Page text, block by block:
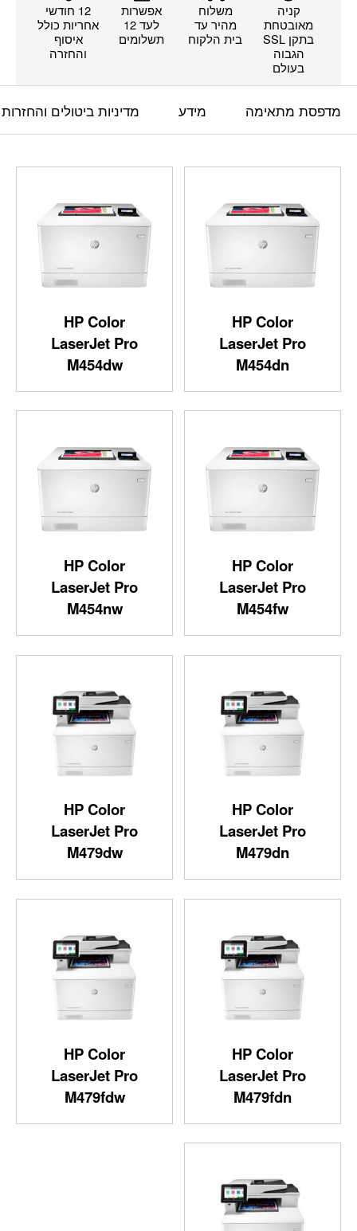
קניה
מאובטחת
בתקן SSL
הגבוה
בעולם
משלוח
מהיר עד
בית הלקוח
אפשרות
לעד 12
תשלומים
12 חודשי
אחריות כולל
איסוף
והחזרה
מדפסת מתאימה מידע מדיניות ביטולים והחזרות
HP Color
LaserJet Pro
M454dn
HP Color
LaserJet Pro
M454dw
HP Color
LaserJet Pro
M454fw
HP Color
LaserJet Pro
M454nw
HP Color
LaserJet Pro
M479dn
HP Color
LaserJet Pro
M479dw
HP Color
LaserJet Pro
M479fdn
HP Color
LaserJet Pro
M479fdw